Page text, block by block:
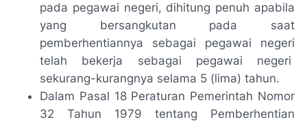
pada pegawai negeri, dihitung penuh apabila
yang bersangkutan pada saat
pemberhentiannya sebagai pegawai negeri
telah bekerja sebagai pegawai negeri
sekurang-kurangnya selama 5 (lima) tahun.
Dalam Pasal 18 Peraturan Pemerintah Nomor
32 Tahun 1979 tentang Pemberhentian